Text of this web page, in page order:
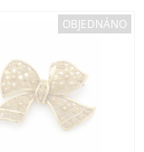
OBJEDNÁNO